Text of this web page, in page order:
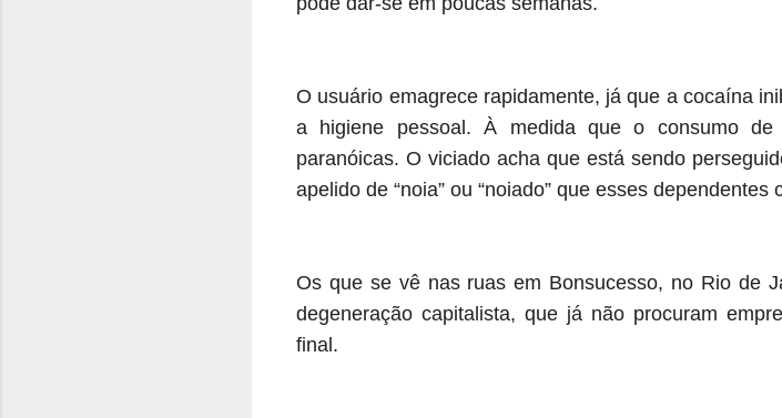
O usuário emagrece rapidamente, já que a cocaína
a higiene pessoal. À medida que o consumo
paranóicas. O viciado acha que está sendo
apelido de “noia” ou “noiado” que esses dependentes
Os que se vê nas ruas em Bonsucesso, no Rio de
degeneração capitalista, que já não procuram
final.